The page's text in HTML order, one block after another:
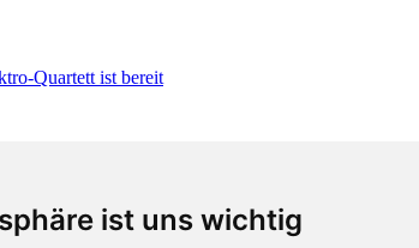
ist uns wichtig